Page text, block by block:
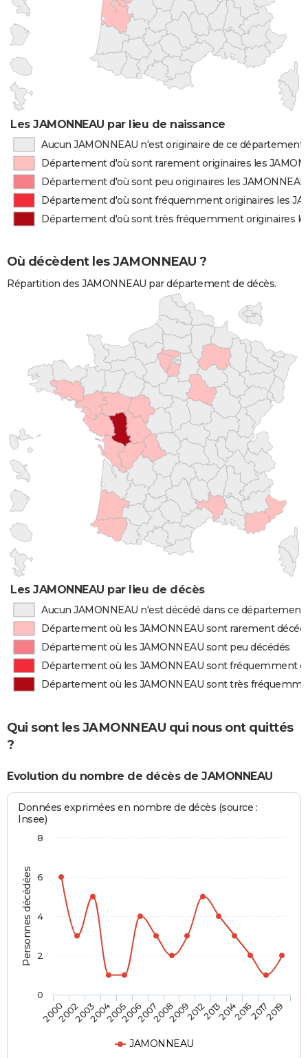
Les JAMONNEAU par lieu de naissance
Aucun JAMONNEAU n'est originaire de ce département
Département d'où sont rarement originaires les
Département d'où sont peu originaires les JAMONNEAU
Département d'où sont fréquemment originaires les
Département d'où sont très fréquemment originaires
Où décèdent les JAMONNEAU ?
Répartition des JAMONNEAU par département de décès.
Les JAMONNEAU par lieu de décès
Aucun JAMONNEAU n'est décédé dans ce département
Département où les JAMONNEAU sont rarement
Département où les JAMONNEAU sont peu décédés
Département où les JAMONNEAU sont fréquemment
Département où les JAMONNEAU sont très
Qui sont les JAMONNEAU qui nous ont quittés
?
Evolution du nombre de décès de JAMONNEAU
Personnes décédées
Données exprimées en nombre de décès (source :
Insee)
JAMONNEAU
200020022003200420052006200720082009201220132014201620172019
0
2
4
6
8